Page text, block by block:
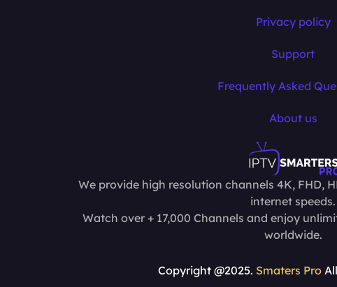
Privacy policy
Support
Frequently Asked
About us
We provide high resolution channels 4K, FHD,
internet speeds.
Watch over + 17,000 Channels and enjoy
worldwide.
Copyright @2025. Smaters Pro